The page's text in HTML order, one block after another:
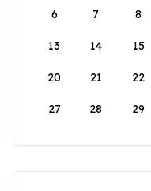
6 7 8
13 14 15
20 21 22
27 28 29